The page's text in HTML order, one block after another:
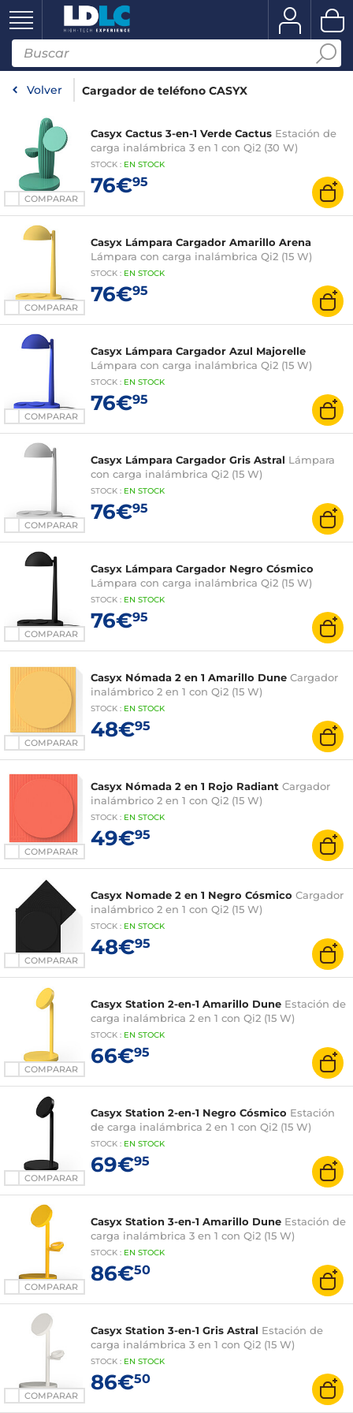
Volver Cargador de teléfono CASYX
COMPARAR
Casyx Cactus 3-en-1 Verde Cactus Estación de
carga inalámbrica 3 en 1 con Qi2 (30 W)
STOCK : EN STOCK
76€95
COMPARAR
Casyx Lámpara Cargador Amarillo Arena
Lámpara con carga inalámbrica Qi2 (15 W)
STOCK : EN STOCK
76€95
COMPARAR
Casyx Lámpara Cargador Azul Majorelle
Lámpara con carga inalámbrica Qi2 (15 W)
STOCK : EN STOCK
76€95
COMPARAR
Casyx Lámpara Cargador Gris Astral Lámpara
con carga inalámbrica Qi2 (15 W)
STOCK : EN STOCK
76€95
COMPARAR
Casyx Lámpara Cargador Negro Cósmico
Lámpara con carga inalámbrica Qi2 (15 W)
STOCK : EN STOCK
76€95
COMPARAR
Casyx Nómada 2 en 1 Amarillo Dune Cargador
inalámbrico 2 en 1 con Qi2 (15 W)
STOCK : EN STOCK
48€95
COMPARAR
Casyx Nómada 2 en 1 Rojo Radiant Cargador
inalámbrico 2 en 1 con Qi2 (15 W)
STOCK : EN STOCK
49€95
COMPARAR
Casyx Nomade 2 en 1 Negro Cósmico Cargador
inalámbrico 2 en 1 con Qi2 (15 W)
STOCK : EN STOCK
48€95
COMPARAR
Casyx Station 2-en-1 Amarillo Dune Estación de
carga inalámbrica 2 en 1 con Qi2 (15 W)
STOCK : EN STOCK
66€95
COMPARAR
Casyx Station 2-en-1 Negro Cósmico Estación
de carga inalámbrica 2 en 1 con Qi2 (15 W)
STOCK : EN STOCK
69€95
COMPARAR
Casyx Station 3-en-1 Amarillo Dune Estación de
carga inalámbrica 3 en 1 con Qi2 (15 W)
STOCK : EN STOCK
86€50
COMPARAR
Casyx Station 3-en-1 Gris Astral Estación de
carga inalámbrica 3 en 1 con Qi2 (15 W)
STOCK : EN STOCK
86€50